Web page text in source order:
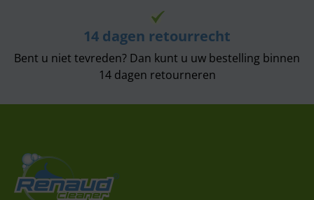
14 dagen retourrecht
Bent u niet tevreden? Dan kunt u uw bestelling binnen
14 dagen retourneren